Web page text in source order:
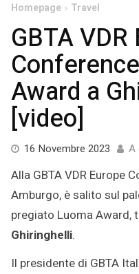
Homepage Travel
GBTA
Award a
[video]
16 Novembre 2023 16
2023
A
Alla GBTA VDR Europe
Amburgo, è salito sul
pregiato Luoma Award,
Ghiringhelli.
Il presidente di GBTA